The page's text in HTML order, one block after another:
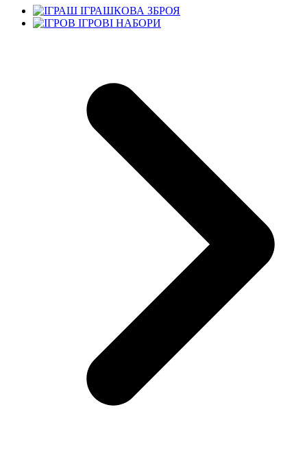
ІГРАШКОВА ЗБРОЯ
ІГРОВІ НАБОРИ